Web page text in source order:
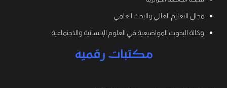
مجال التعليم العالي والبحث العلمي
وكالة البحوث المواضيعية في العلوم الإنسانية والاجتماعية
مكتبات رقمية